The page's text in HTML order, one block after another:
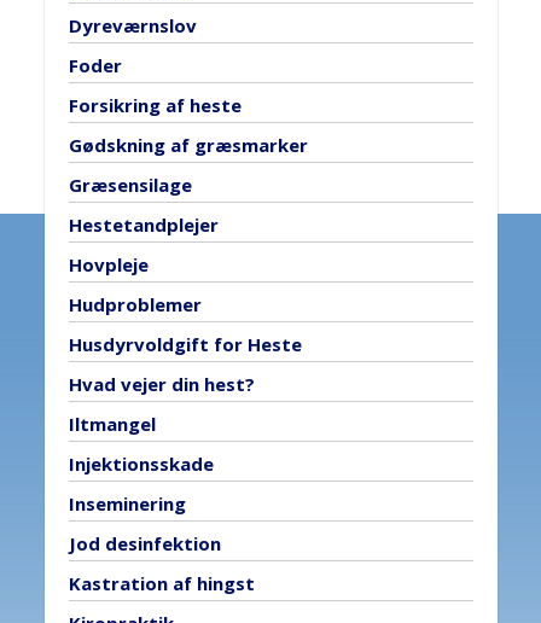
Dyreværnslov
Foder
Forsikring af heste
Gødskning af græsmarker
Græsensilage
Hestetandplejer
Hovpleje
Hudproblemer
Husdyrvoldgift for Heste
Hvad vejer din hest?
Iltmangel
Injektionsskade
Inseminering
Jod desinfektion
Kastration af hingst